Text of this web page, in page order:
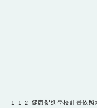
1-1-2 健康促進學校計畫依照